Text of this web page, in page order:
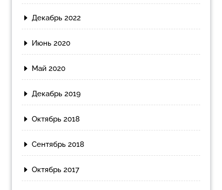
Декабрь 2022
Июнь 2020
Май 2020
Декабрь 2019
Октябрь 2018
Сентябрь 2018
Октябрь 2017